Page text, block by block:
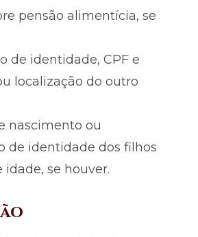
pensão alimentícia, se
de identidade, CPF e
localização do outro
nascimento ou
de identidade dos filhos
idade, se houver.